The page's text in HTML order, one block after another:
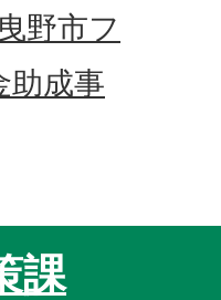
野市フ
助成事
課